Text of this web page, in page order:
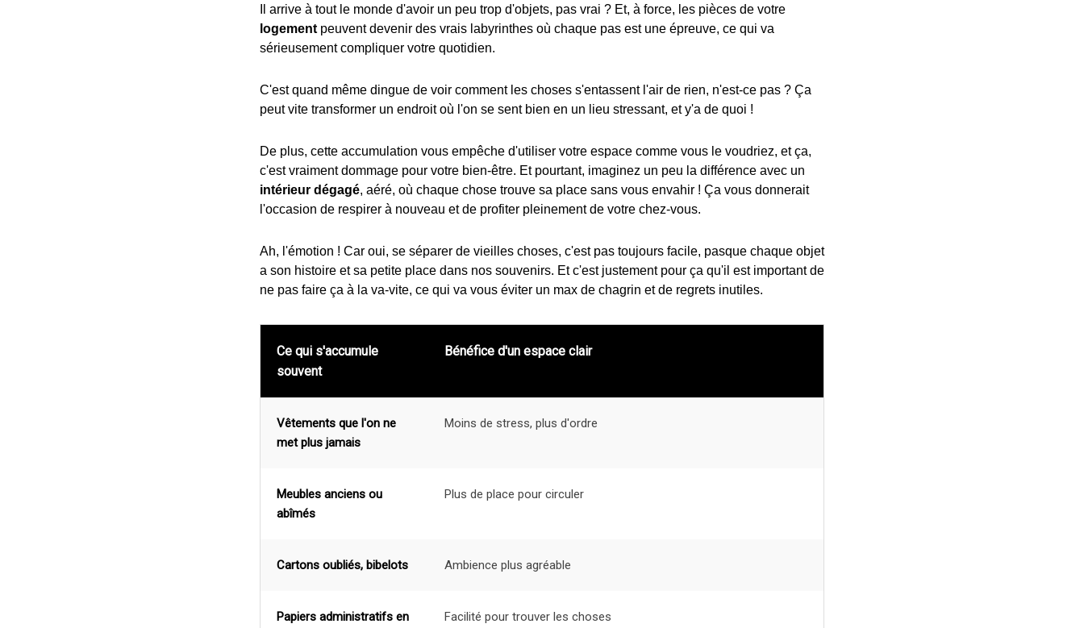
Il arrive à tout le monde d'avoir un peu trop d'objets, pas vrai ? Et, à force, les pièces de votre
logementpeuvent devenir des vrais labyrinthes où chaque pas est une épreuve, ce qui va
sérieusement compliquer votre quotidien.
C'est quand même dingue de voir comment les choses s'entassent l'air de rien, n'est-ce pas ? Ça
peut vite transformer un endroit où l'on se sent bien en un lieu stressant, et y'a de quoi !
De plus, cette accumulation vous empêche d'utiliser votre espace comme vous le voudriez, et ça,
c'est vraiment dommage pour votre bien-être. Et pourtant, imaginez un peu la différence avec un
intérieur dégagé, aéré, où chaque chose trouve sa place sans vous envahir ! Ça vous donnerait
l'occasion de respirer à nouveau et de profiter pleinement de votre chez-vous.
Ah, l'émotion ! Car oui, se séparer de vieilles choses, c'est pas toujours facile, pasque chaque objet
a son histoire et sa petite place dans nos souvenirs. Et c'est justement pour ça qu'il est important de
ne pas faire ça à la va-vite, ce qui va vous éviter un max de chagrin et de regrets inutiles.
Ce qui s'accumule
souvent
Bénéfice d'un espace clair
Vêtements que l'on ne
met plus jamais
Moins de stress, plus d'ordre
Meubles anciens ou
abîmés
Plus de place pour circuler
Cartons oubliés, bibelots Ambience plus agréable
Papiers administratifs en
Facilité pour trouver les choses